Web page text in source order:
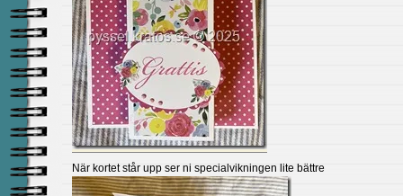
När kortet står upp ser ni specialvikningen lite bättre